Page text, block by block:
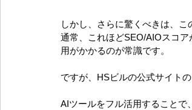
しかし、さらに驚くべきは、こ
通常、これほどSEO/AIOスコ
用がかかるのが常識です。
ですが、HSビルの公式サイト
AIツールをフル活用することで、